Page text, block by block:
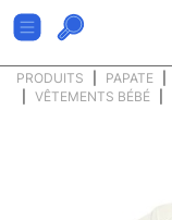
PRODUITS PAPATE
VÊTEMENTS BÉBÉ